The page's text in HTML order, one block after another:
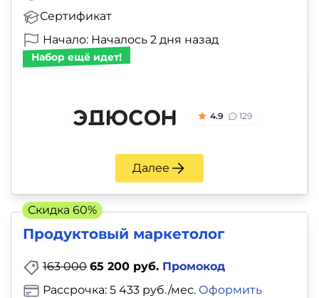
Сертификат
Начало: Началось 2 дня назад
Набор ещё идет!
4.9 129
Далее
Продуктовый маркетолог
163 000 65 200 руб. Промокод
Рассрочка: 5 433 руб./мес. Оформить
Скидка 60%